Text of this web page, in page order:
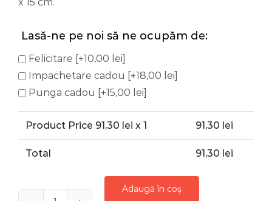
Lasă-ne pe noi să ne ocupăm de:
Felicitare [+10,00 lei]
Impachetare cadou [+18,00 lei]
Punga cadou [+15,00 lei]
Product Price 91,30 lei x 1 91,30 lei
Total 91,30 lei
Adaugă în coș